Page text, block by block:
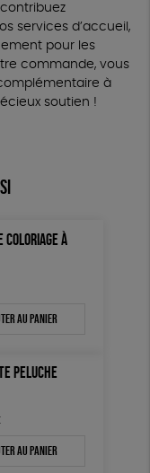
services d’accueil,
pour les
commande, vous
à
soutien !
COLORIAGE À
au panier
PELUCHE
au panier